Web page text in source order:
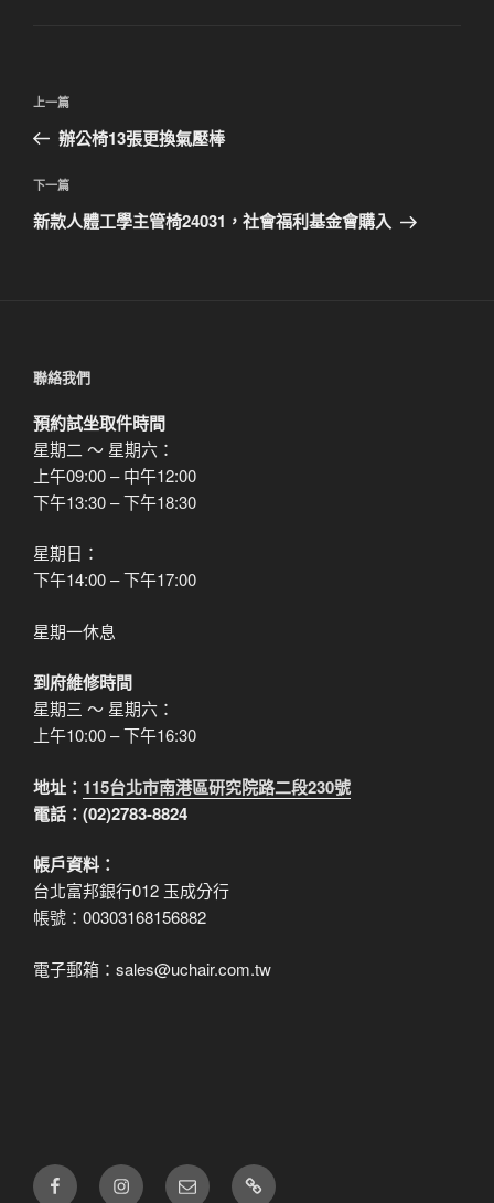
文
導
覽
上
一
文
章
上一篇
辦公椅13張更換氣壓棒
下
一
下一篇
新款人體工學主管椅24031，社會福利基金會購入
聯絡我們
預約試坐取件時間
星期二 ～ 星期六：
上午09:00 – 中午12:00
下午13:30 – 下午18:30
星期日：
下午14:00 – 下午17:00
星期一休息
到府維修時間
星期三 ～ 星期六：
上午10:00 – 下午16:30
地址： 115台北市南港區研究院路二段230號
電話：(02)2783-8824
帳戶資料：
台北富邦銀行012 玉成分行
帳號：00303168156882
電子郵箱：sales@uchair.com.tw
FB IG
電
LINE